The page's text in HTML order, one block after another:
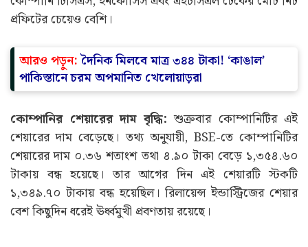
প্রফিটের চেয়েও বেশি।
আরও পড়ুন:দৈনিক মিলবে মাত্র ৩৪৪ টাকা! ‘কাঙাল’
পাকিস্তানে চরম অপমানিত খেলোয়াড়রা
কোম্পানির শেয়ারের দাম বৃদ্ধি: শুক্রবার কোম্পানিটির এই
শেয়ারের দাম বেড়েছে। তথ্য অনুযায়ী, BSE-তে কোম্পানিটির
শেয়ারের দাম ০.৩৬ শতাংশ তথা ৪.৯০ টাকা বেড়ে ১,৩৫৪.৬০
টাকায় বন্ধ হয়েছে। তার আগের দিন এই শেয়ারটি স্টকটি
১,৩৪৯.৭০ টাকায় বন্ধ হয়েছিল। রিলায়েন্স ইন্ডাস্ট্রিজের শেয়ার
বেশ কিছুদিন ধরেই ঊর্ধ্বমুখী প্রবণতায় রয়েছে।